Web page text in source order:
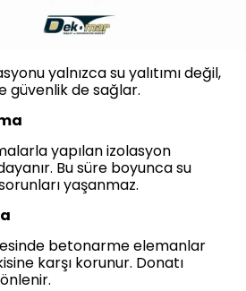
yalnızca su yalıtımı değil,
güvenlik de sağlar.
yapılan izolasyon
Bu süre boyunca su
yaşanmaz.
betonarme elemanlar
karşı korunur. Donatı